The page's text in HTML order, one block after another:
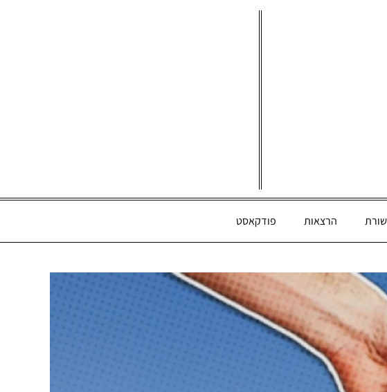
הרצאות פודקאסט